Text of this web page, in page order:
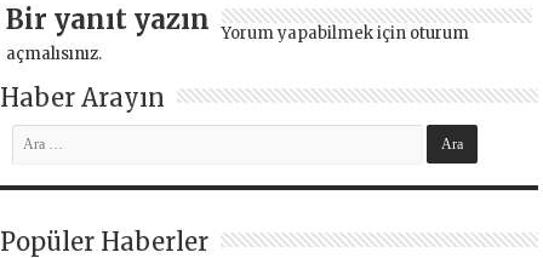
Bir yanıt yazın Yorum yapabilmek için oturum
açmalısınız.
Haber Arayın
Popüler Haberler